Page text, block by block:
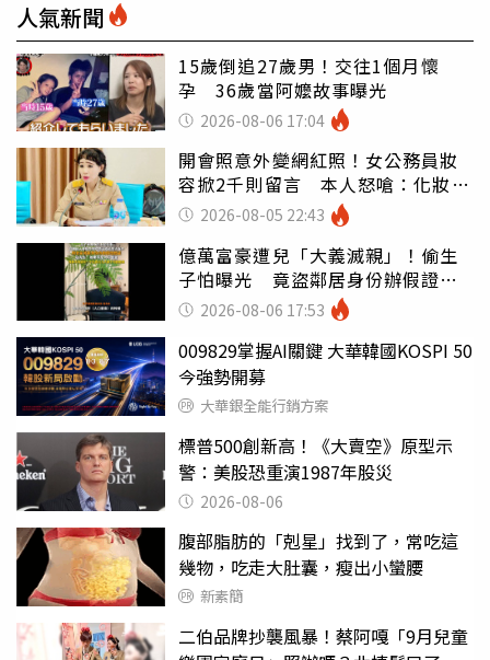
人氣新聞
15歲倒追27歲男！交往1個月懷
孕 36歲當阿嬤故事曝光
2026-08-06 17:04
開會照意外變網紅照！女公務員妝
容掀2千則留言 本人怒嗆：化妝有
錯嗎2026-08-05 22:43
億萬富豪遭兒「大義滅親」！偷生
子怕曝光 竟盜鄰居身份辦假證落
戶 2026-08-06 17:53
009829掌握AI關鍵 大華韓國KOSPI 50
今強勢開募
大華銀全能行銷方案
標普500創新高！《大賣空》原型示
警：美股恐重演1987年股災
2026-08-06
腹部脂肪的「剋星」找到了，常吃這
幾物，吃走大肚囊，瘦出小蠻腰
新素簡
二伯品牌抄襲風暴！蔡阿嘎「9月兒童